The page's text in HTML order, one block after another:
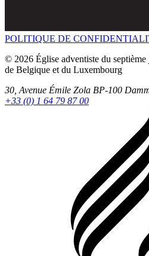
POLITIQUE DE
© 2026 Église adventiste du
de Belgique et du Luxembourg
30, Avenue Émile Zola BP-100
+33 (0) 1 64 79 87 00